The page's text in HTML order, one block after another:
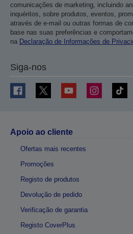
comunicações de marketing, incluindo
inquéritos, sobre produtos, eventos,
através de e-mail ou outras formas de
base nas suas preferências e
na Declaração de Informações de
Siga-nos
Apoio ao cliente
Ofertas mais recentes
Promoções
Registo de produtos
Devolução de pedido
Verificação de garantia
Registo CoverPlus